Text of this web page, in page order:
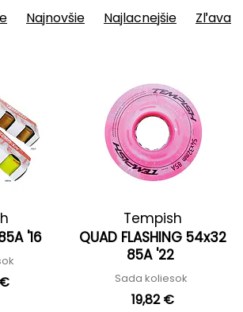
Najnovšie Najlacnejšie
Zľava
'16
Tempish
QUAD FLASHING 54x32
85A '22
Sada koliesok
19,82 €